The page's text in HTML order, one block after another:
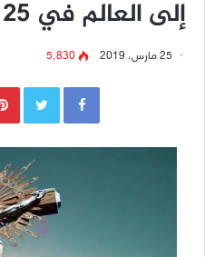
إلى العالم في 25 آذار 2019
25 مارس، 2019 5٬830